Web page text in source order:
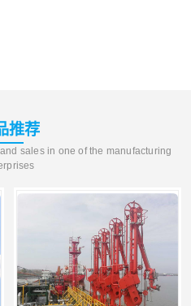
推荐
sales in one of the manufacturing